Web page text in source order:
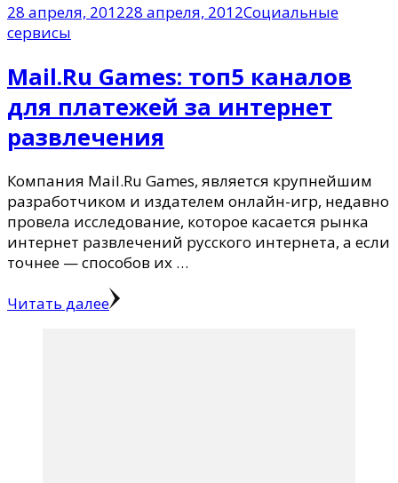
28 апреля, 201228 апреля, 2012Социальные
сервисы
Mail.Ru Games: топ5 каналов
для платежей за интернет
развлечения
Компания Mail.Ru Games, является крупнейшим
разработчиком и издателем онлайн-игр, недавно
провела исследование, которое касается рынка
интернет развлечений русского интернета, а если
точнее — способов их …
Читать далее